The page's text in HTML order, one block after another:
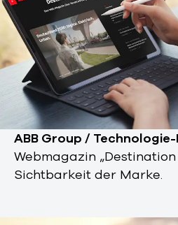
ABB Group /
Webmagazin
Sichtbarkeit der Marke.